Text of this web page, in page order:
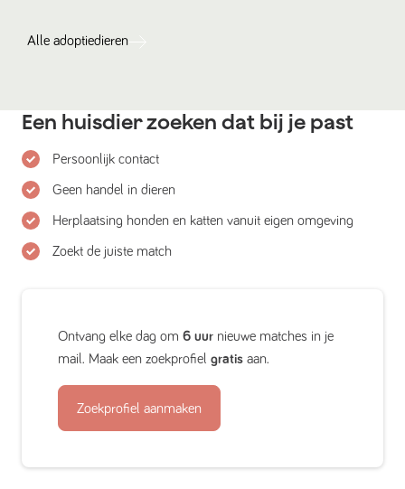
Alle adoptiedieren
Een huisdier zoeken dat bij je past
Persoonlijk contact
Geen handel in dieren
Herplaatsing honden en katten vanuit eigen omgeving
Zoekt de juiste match
Ontvang elke dag om 6 uur nieuwe matches in je
mail. Maak een zoekprofiel gratis aan.
Zoekprofiel aanmaken